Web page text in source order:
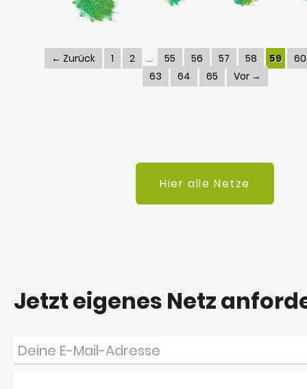
← Zurück 1 2 55 56 57 58 59
60
63
64 65 Vor →
Hier alle Netze
Jetzt eigenes Netz